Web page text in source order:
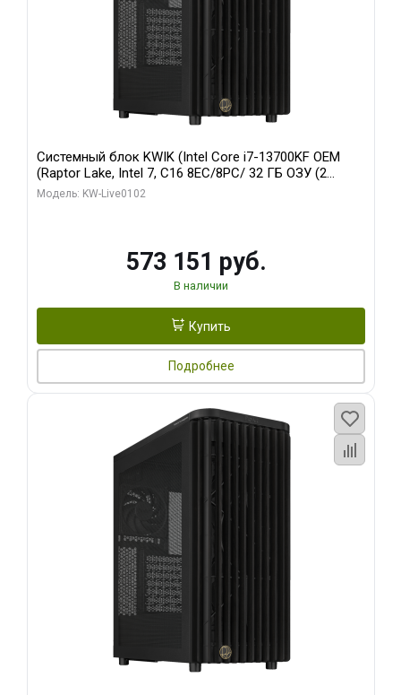
Системный блок KWIK (Intel Core i7-13700KF OEM
(Raptor Lake, Intel 7, C16 8EC/8PC/ 32 ГБ ОЗУ (2
модуля)/ Afox RTX4090 24GB GDDR6X 384-Bit 3xDP
Модель: KW-Live0102
573 151 руб.
В наличии
Купить
Подробнее